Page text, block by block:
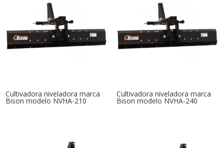
Cultivadora niveladora marca
Bison modelo NVHA-210
Cultivadora niveladora marca
Bison modelo NVHA-240